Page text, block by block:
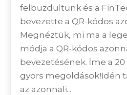
felbuzdultunk és a
bevezette a QR-kódos
Megnéztük, mi ma a
módja a QR-kódos
bevezetésének. Íme a
gyors megoldások!Idén
az azonnali...